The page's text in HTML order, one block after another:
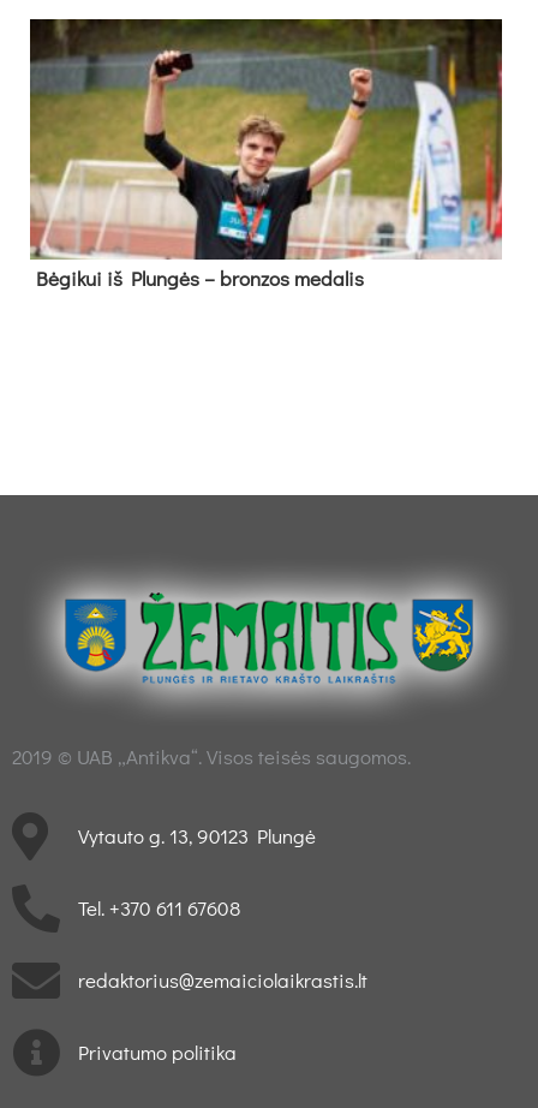
Bė­gi­kui iš Plun­gės – bron­zos me­da­lis
2019 © UAB „Antikva“. Visos teisės saugomos.
Vytauto g. 13, 90123 Plungė
Tel. +370 611 67608
redaktorius@zemaiciolaikrastis.lt
Privatumo politika